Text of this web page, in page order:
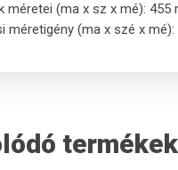
méretei (ma x sz x mé):
méretigény (ma x szé x
termékek